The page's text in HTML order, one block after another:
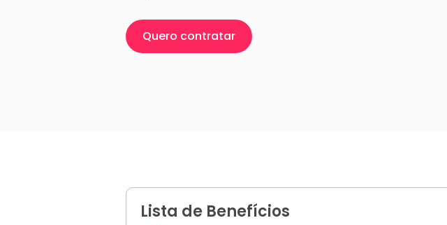
Quero contratar
Lista de Benefícios